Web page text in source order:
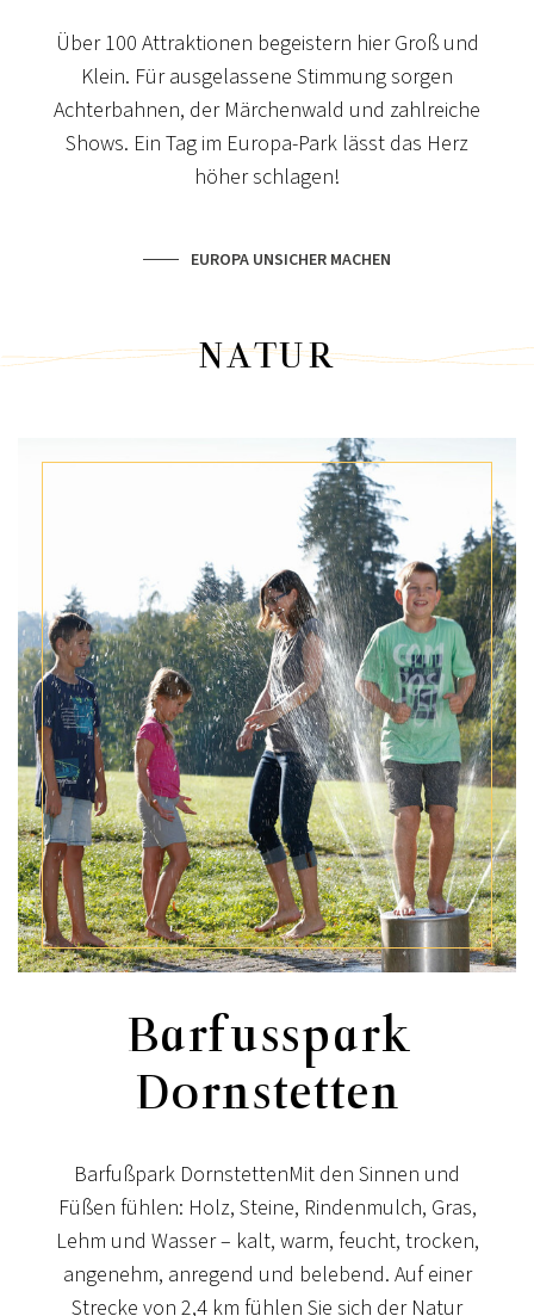
Über 100 Attraktionen begeistern hier Groß und
Klein. Für ausgelassene Stimmung sorgen
Achterbahnen, der Märchenwald und zahlreiche
Shows. Ein Tag im Europa-Park lässt das Herz
höher schlagen!
EUROPA UNSICHER MACHEN
NATUR
Barfusspark
Dornstetten
Barfußpark DornstettenMit den Sinnen und
Füßen fühlen: Holz, Steine, Rindenmulch, Gras,
Lehm und Wasser – kalt, warm, feucht, trocken,
angenehm, anregend und belebend. Auf einer
Strecke von 2,4 km fühlen Sie sich der Natur